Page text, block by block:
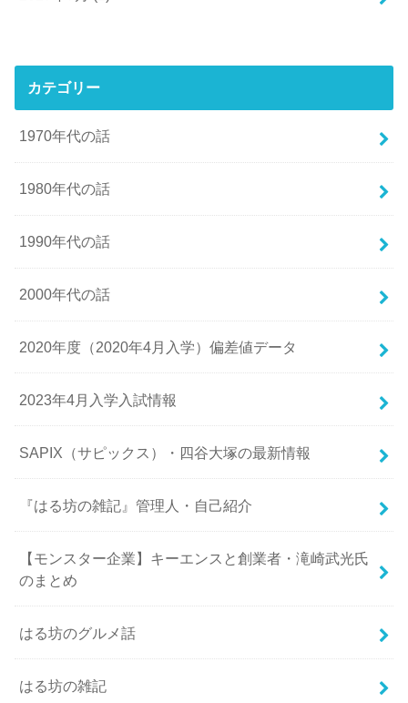
カテゴリー
1970年代の話
1980年代の話
1990年代の話
2000年代の話
2020年度（2020年4月入学）偏差値データ
2023年4月入学入試情報
SAPIX（サピックス）・四谷大塚の最新情報
『はる坊の雑記』管理人・自己紹介
【モンスター企業】キーエンスと創業者・滝崎武光氏
のまとめ
はる坊のグルメ話
はる坊の雑記